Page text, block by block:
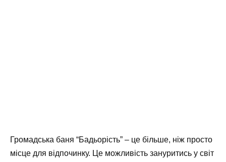
Громадська баня “Бадьорість” – це більше, ніж просто
місце для відпочинку. Це можливість зануритись у світ